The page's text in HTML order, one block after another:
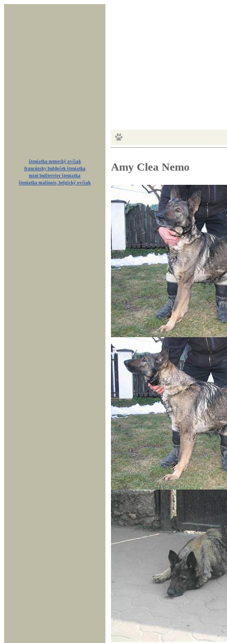
šteniatka nemecký ovčiak
francúzsky buldoček šteniatka
mini bullterrier šteniatka
šteniatka malinois, belgický ovčiak
Amy Clea Nemo